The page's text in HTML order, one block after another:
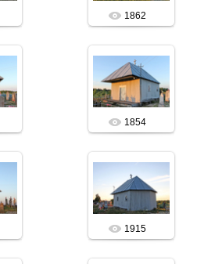
1862
19.06.2019
vitalis
1854
19.06.2019
vitalis
1915